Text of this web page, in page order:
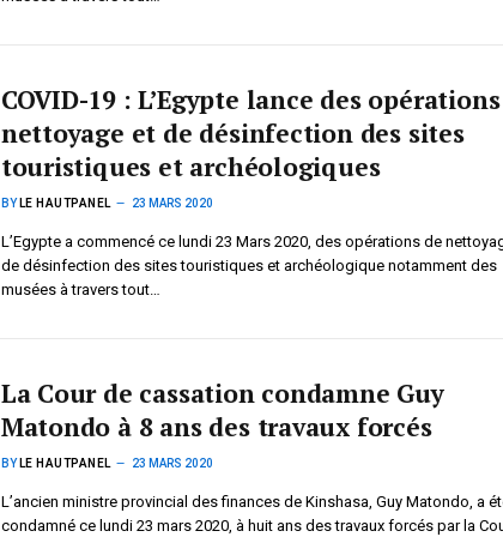
COVID-19 : L’Egypte lance des
nettoyage et de désinfection des sites
touristiques et archéologiques
BY LE HAUTPANEL 23 MARS 2020
L’Egypte a commencé ce lundi 23 Mars 2020, des opérations de
de désinfection des sites touristiques et archéologique notamment des
musées à travers tout…
La Cour de cassation condamne Guy
Matondo à 8 ans des travaux forcés
BY LE HAUTPANEL 23 MARS 2020
L’ancien ministre provincial des finances de Kinshasa, Guy Matondo, a
condamné ce lundi 23 mars 2020, à huit ans des travaux forcés par la